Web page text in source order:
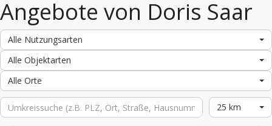
Angebote von Doris Saar
Alle Nutzungsarten
Alle Objektarten
Alle Orte
25 km